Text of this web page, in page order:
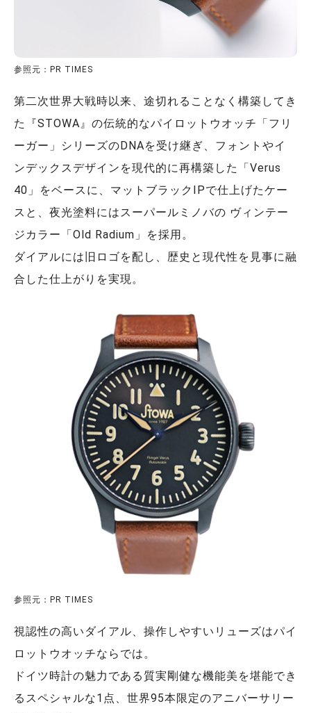
参照元：PR TIMES
第二次世界大戦時以来、途切れることなく構築してき
た『STOWA』の伝統的なパイロットウオッチ「フリ
ーガー」シリーズのDNAを受け継ぎ、フォントやイ
ンデックスデザインを現代的に再構築した「Verus
40」をベースに、マットブラックIPで仕上げたケー
スと、夜光塗料にはスーパールミノバの ヴィンテー
ジカラー「Old Radium」を採用。
ダイアルには旧ロゴを配し、歴史と現代性を見事に融
合した仕上がりを実現。
参照元：PR TIMES
視認性の高いダイアル、操作しやすいリューズはパイ
ロットウオッチならでは。
ドイツ時計の魅力である質実剛健な機能美を堪能でき
るスペシャルな1点、世界95本限定のアニバーサリー